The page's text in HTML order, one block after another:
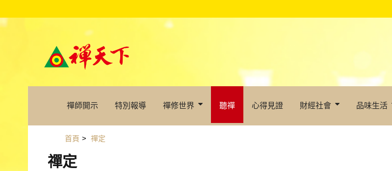
禪師開示 特別報導 禪修世界 聽禪 心得見證 財經社會 品味生活
首頁 > 禪定
禪定